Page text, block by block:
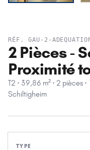
RÉF. GAU-2-
2 Pièces -
Proximité
T2 · 39,86 m² · 2 pièces
Schiltigheim
TYPE